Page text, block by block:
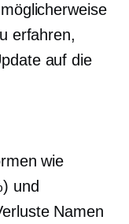
erfahren,
auf die
wie
und
Namen